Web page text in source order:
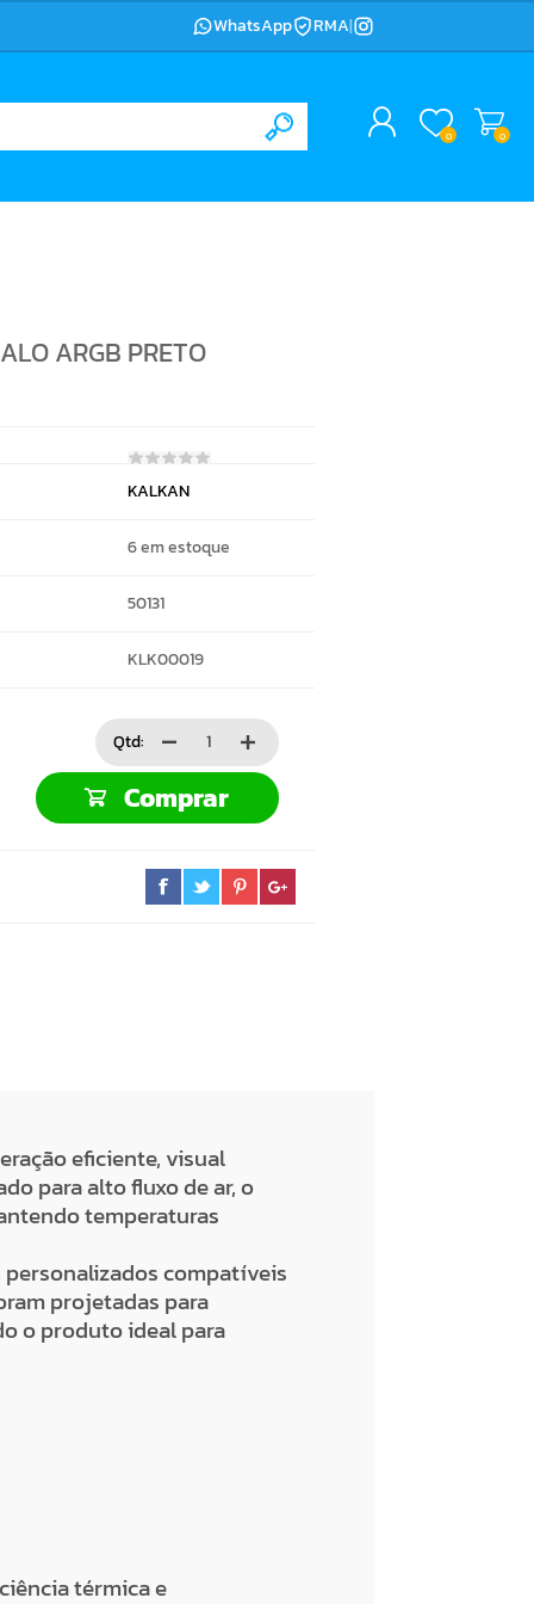
WhatsApp RMA|
0 0
ARGB PRETO
KALKAN
6 em estoque
50131
KLK00019
Qtd:
Comprar
eficiente, visual
para alto fluxo de ar, o
temperaturas
compatíveis
projetadas para
o produto ideal para
térmica e